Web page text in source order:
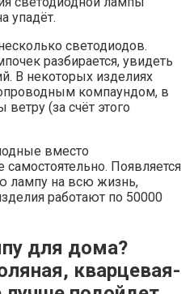
упадёт.
светодиодов.
разбирается, увидеть
В некоторых изделиях
компаундом, в
(за счёт этого
вместо
Появляется
лампу на всю жизнь,
работают по 50000
для дома?
кварцевая-